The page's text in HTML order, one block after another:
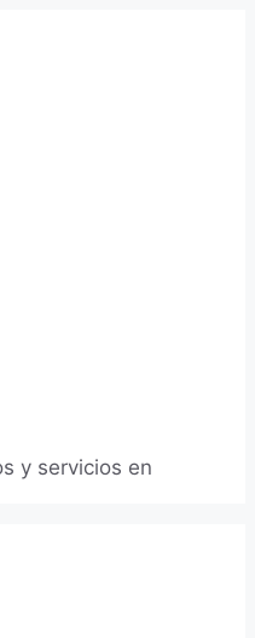
y servicios en